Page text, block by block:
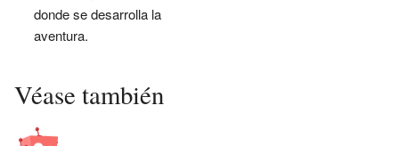
donde se desarrolla la
aventura.
Véase también